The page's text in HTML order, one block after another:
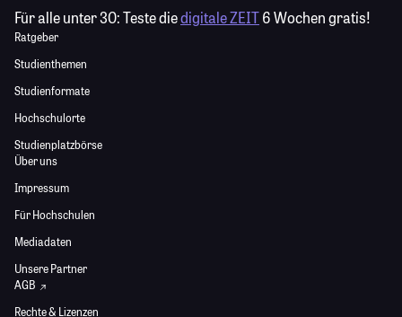
Für alle unter 30:Teste diedigitale ZEIT6 Wochen gratis!
Ratgeber
Studienthemen
Studienformate
Hochschulorte
Studienplatzbörse
Über uns
Impressum
Für Hochschulen
Mediadaten
Unsere Partner
AGB
Rechte & Lizenzen